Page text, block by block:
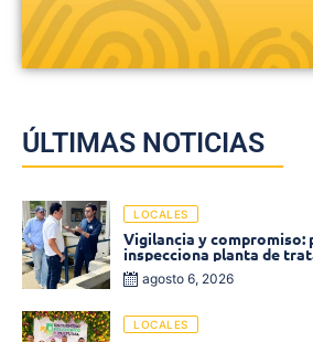
ÚLTIMAS NOTICIAS
LOCALES
Vigilancia y compromiso:
inspecciona planta de
agosto 6, 2026
LOCALES